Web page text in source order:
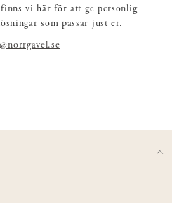
vi här för att ge personlig
som passar just er.